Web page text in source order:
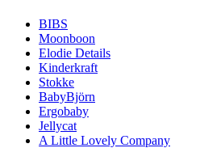
BIBS
Moonboon
Elodie Details
Kinderkraft
Stokke
BabyBjörn
Ergobaby
Jellycat
A Little Lovely Company